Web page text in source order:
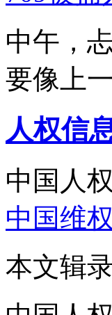
中午，
要像上
人权信
中国人权
中国维
本文辑